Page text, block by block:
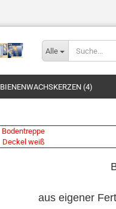
Alle
BIENENWACHSKERZEN (4)
Bodentreppe
Deckel weiß
aus eigener